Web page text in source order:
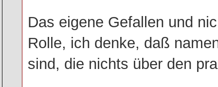
Das eigene Gefallen und
Rolle, ich denke, daß
sind, die nichts über den